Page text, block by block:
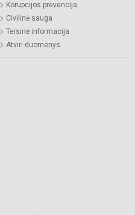
Korupcijos prevencija
Civilinė sauga
Teisinė informacija
Atviri duomenys